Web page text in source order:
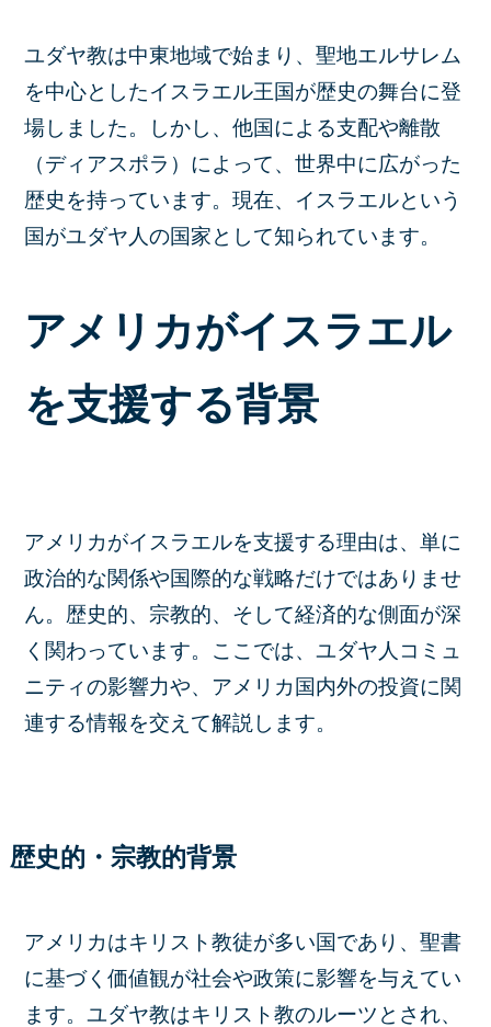
ユダヤ教は中東地域で始まり、聖地エルサレム
を中心としたイスラエル王国が歴史の舞台に登
場しました。しかし、他国による支配や離散
（ディアスポラ）によって、世界中に広がった
歴史を持っています。現在、イスラエルという
国がユダヤ人の国家として知られています。
アメリカがイスラエル
を支援する背景
アメリカがイスラエルを支援する理由は、単に
政治的な関係や国際的な戦略だけではありませ
ん。歴史的、宗教的、そして経済的な側面が深
く関わっています。ここでは、ユダヤ人コミュ
ニティの影響力や、アメリカ国内外の投資に関
連する情報を交えて解説します。
歴史的・宗教的背景
アメリカはキリスト教徒が多い国であり、聖書
に基づく価値観が社会や政策に影響を与えてい
ます。ユダヤ教はキリスト教のルーツとされ、